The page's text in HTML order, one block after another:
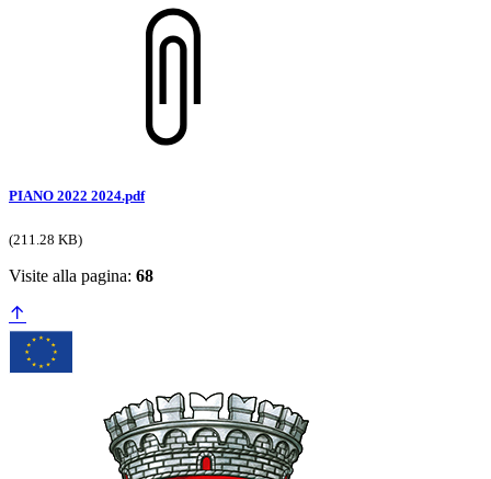
PIANO 2022 2024.pdf
(211.28 KB)
Visite alla pagina: 68